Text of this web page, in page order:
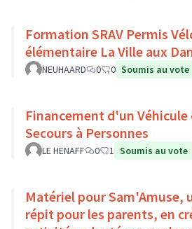
Formation SRAV Permis
élémentaire La Ville aux
NEUHAARD 0 0 Soumis au vote
Financement d'un Véhicule
Secours à Personnes
LE HENAFF 0 1 Soumis au vote
Matériel pour Sam'Amuse,
répit pour les parents, en